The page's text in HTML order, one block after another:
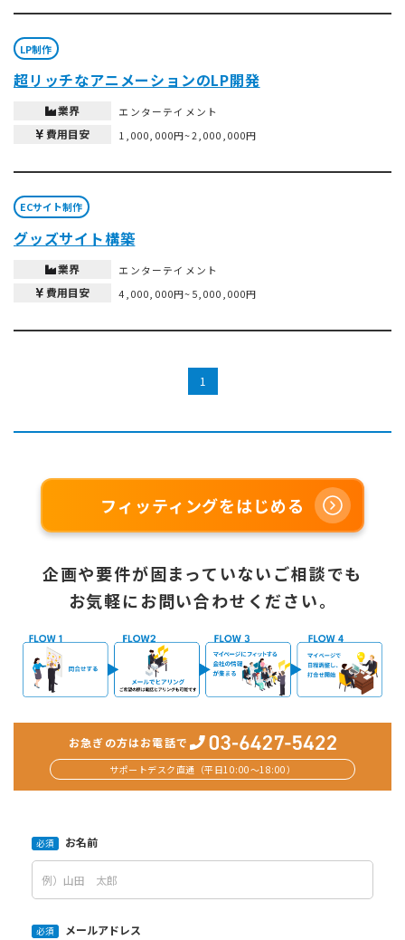
LP制作
超リッチなアニメーションのLP開発
業界 エンターテイメント
費用目安 1,000,000円~2,000,000円
ECサイト制作
グッズサイト構築
業界 エンターテイメント
費用目安 4,000,000円~5,000,000円
1
フィッティングをはじめる
企画や要件が固まっていないご相談でも
お気軽にお問い合わせください。
お急ぎの方はお電話で
サポートデスク直通（平日10:00〜18:00）
必須 お名前
必須 メールアドレス